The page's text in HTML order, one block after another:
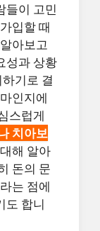
들이 고민
입할 때
아보고
성과 상황
기로 결
인지에
스럽게
치아보
해 알아
돈의 문
는 점에
도 합니